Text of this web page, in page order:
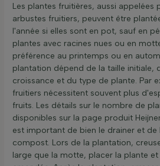
Les plantes fruitières, aussi appelées
arbustes fruitiers, peuvent être
l'année si elles sont en pot, sauf en
plantes avec racines nues ou en
préférence au printemps ou en
plantation dépend de la taille initiale,
croissance et du type de plante. Par
fruitiers nécessitent souvent plus
fruits. Les détails sur le nombre de
disponibles sur la page produit
est important de bien le drainer et de
compost. Lors de la plantation,
large que la motte, placer la plante